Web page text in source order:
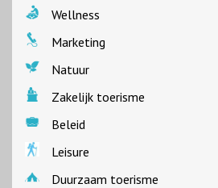
Wellness
Marketing
Natuur
Zakelijk toerisme
Beleid
Leisure
Duurzaam toerisme